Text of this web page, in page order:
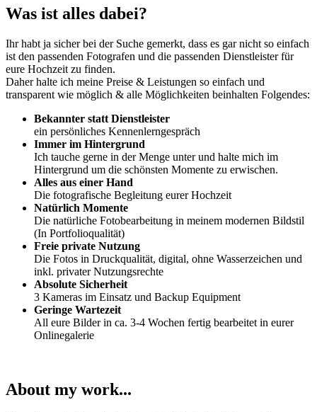
Was ist alles dabei?
Ihr habt ja sicher bei der Suche gemerkt, dass es gar nicht so einfach
ist den passenden Fotografen und die passenden Dienstleister für
eure Hochzeit zu finden.
Daher halte ich meine Preise & Leistungen so einfach und
transparent wie möglich & alle Möglichkeiten beinhalten Folgendes:
Bekannter statt Dienstleister
ein persönliches Kennenlerngespräch
Immer im Hintergrund
Ich tauche gerne in der Menge unter und halte mich im
Hintergrund um die schönsten Momente zu erwischen.
Alles aus einer Hand
Die fotografische Begleitung eurer Hochzeit
Natürlich Momente
Die natürliche Fotobearbeitung in meinem modernen Bildstil
(In Portfolioqualität)
Freie private Nutzung
Die Fotos in Druckqualität, digital, ohne Wasserzeichen und
inkl. privater Nutzungsrechte
Absolute Sicherheit
3 Kameras im Einsatz und Backup Equipment
Geringe Wartezeit
All eure Bilder in ca. 3-4 Wochen fertig bearbeitet in eurer
Onlinegalerie
About my work...